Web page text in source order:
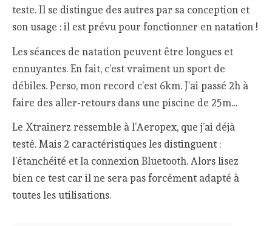
teste. Il se distingue des autres par sa conception et
son usage : il est prévu pour fonctionner en natation !
Les séances de natation peuvent être longues et
ennuyantes. En fait, c’est vraiment un sport de
débiles. Perso, mon record c’est 6km. J’ai passé 2h à
faire des aller-retours dans une piscine de 25m…
Le Xtrainerz ressemble à l’Aeropex, que j’ai déjà
testé. Mais 2 caractéristiques les distinguent :
l’étanchéité et la connexion Bluetooth. Alors lisez
bien ce test car il ne sera pas forcément adapté à
toutes les utilisations.